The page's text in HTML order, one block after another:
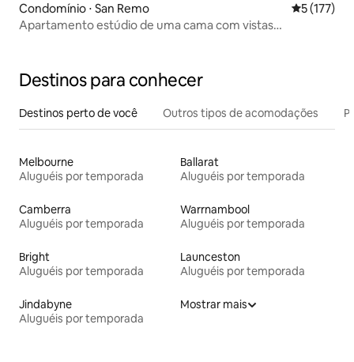
Condomínio ⋅ San Remo 5 de uma
5 (177)
Apartamento estúdio de uma cama com vistas
Destinos para conhecer
Destinos perto de você Outros tipos de acomodações
Melbourne
Aluguéis por temporada
Ballarat
Aluguéis por temporada
Camberra
Aluguéis por temporada
Warrnambool
Aluguéis por temporada
Bright
Aluguéis por temporada
Launceston
Aluguéis por temporada
Jindabyne
Aluguéis por temporada
Mostrar mais